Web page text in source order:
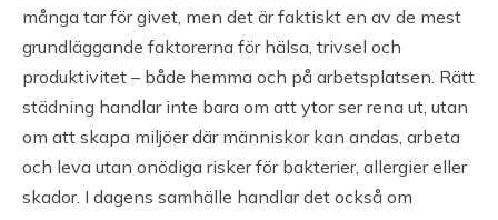
många tar för givet, men det är faktiskt en av de mest
grundläggande faktorerna för hälsa, trivsel och
produktivitet – både hemma och på arbetsplatsen. Rätt
städning handlar inte bara om att ytor ser rena ut, utan
om att skapa miljöer där människor kan andas, arbeta
och leva utan onödiga risker för bakterier, allergier eller
skador. I dagens samhälle handlar det också om